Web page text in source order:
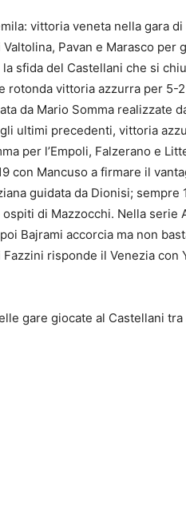
vittoria veneta nella gara
Pavan e Marasco per
sfida del Castellani che si
rotonda vittoria azzurra per 5-
da Mario Somma realizzate
ultimi precedenti, vittoria
per l’Empoli, Falzerano e
con Mancuso a firmare il
guidata da Dionisi; sempre
di Mazzocchi. Nella serie
Bajrami accorcia ma non
risponde il Venezia con
gare giocate al Castellani